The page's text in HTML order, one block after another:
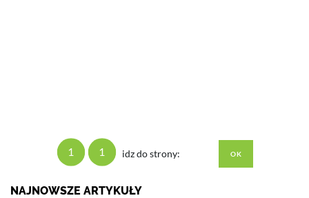
1 1 idz do strony:
NAJNOWSZE ARTYKUŁY